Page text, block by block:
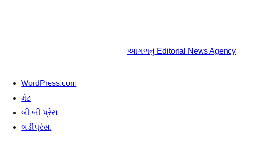
આગળનું Editorial News Agency
WordPress.com
મેટ
બી બી પ્રેસ
બડીપ્રેસ.